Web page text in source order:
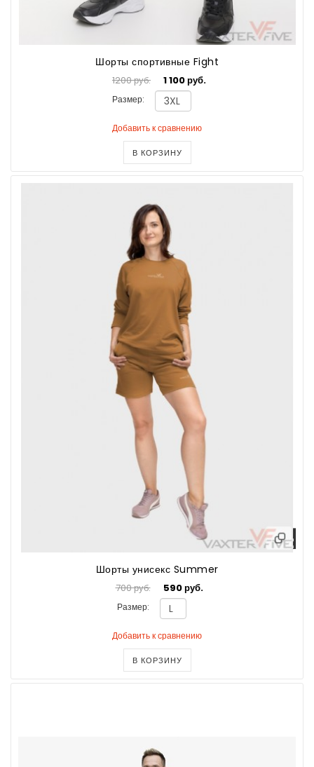
Шорты спортивные Fight
1200 руб. 1 100 руб.
Размер:
Добавить к сравнению
В КОРЗИНУ
Шорты унисекс Summer
700 руб. 590 руб.
Размер:
Добавить к сравнению
В КОРЗИНУ